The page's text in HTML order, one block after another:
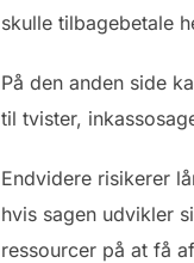
skulle tilbagebetale
På den anden side
til tvister,
Endvidere risikerer
hvis sagen udvikler
ressourcer på at få